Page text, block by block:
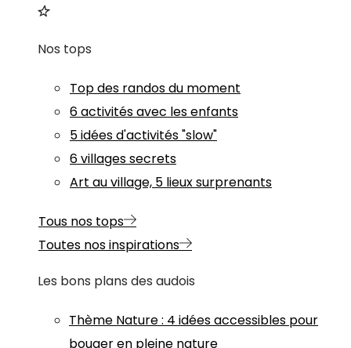
Nos tops
Top des randos du moment
6 activités avec les enfants
5 idées d'activités "slow"
6 villages secrets
Art au village, 5 lieux surprenants
Tous nos tops
Toutes nos inspirations
Les bons plans des audois
Thème Nature: 4 idées accessibles pour
bouger en pleine nature